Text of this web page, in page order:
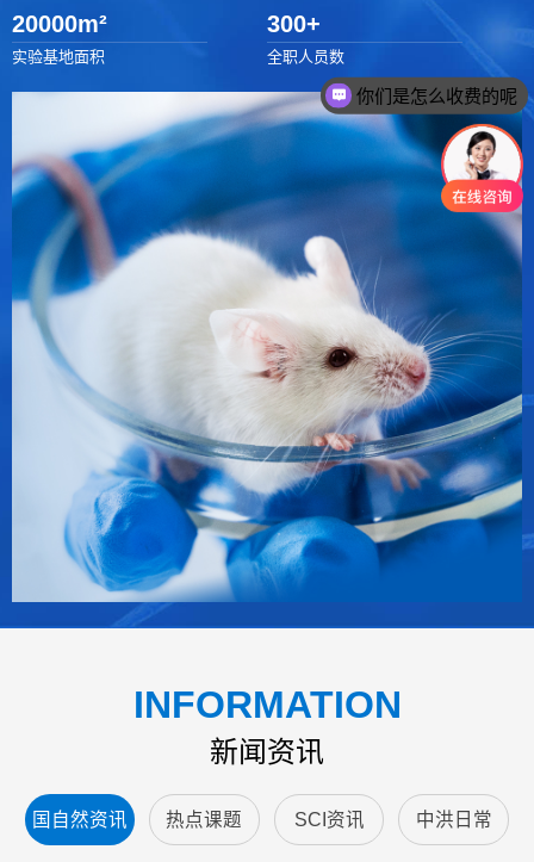
20000m²
实验基地面积
300+
全职人员数
INFORMATION
新闻资讯
国自然资讯 热点课题 SCI资讯 中洪日常
你们是怎么收费的呢